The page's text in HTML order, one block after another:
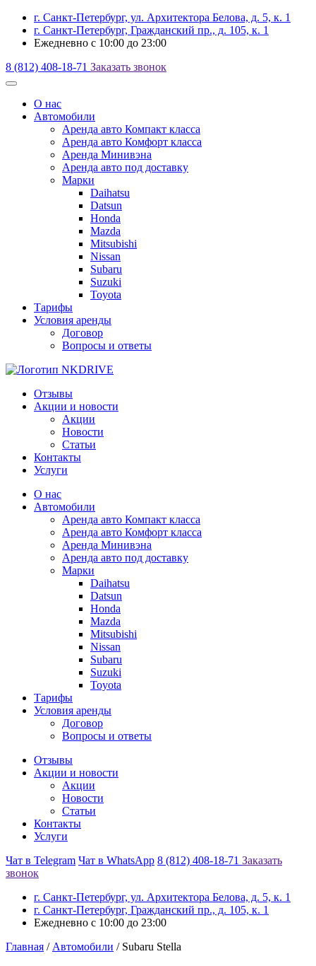
г. Санкт-Петербург, ул. Архитектора Белова, д. 5, к. 1
г. Санкт-Петербург, Гражданский пр., д. 105, к. 1
Ежедневно с 10:00 до 23:00
8 (812) 408-18-71 Заказать звонок
О наc
Автомобили
Аренда авто Компакт класса
Аренда авто Комфорт класса
Аренда Минивэна
Аренда авто под доставку
Марки
Daihatsu
Datsun
Honda
Mazda
Mitsubishi
Nissan
Subaru
Suzuki
Toyota
Тарифы
Условия аренды
Договор
Вопросы и ответы
Отзывы
Акции и новости
Акции
Новости
Статьи
Контакты
Услуги
О наc
Автомобили
Аренда авто Компакт класса
Аренда авто Комфорт класса
Аренда Минивэна
Аренда авто под доставку
Марки
Daihatsu
Datsun
Honda
Mazda
Mitsubishi
Nissan
Subaru
Suzuki
Toyota
Тарифы
Условия аренды
Договор
Вопросы и ответы
Отзывы
Акции и новости
Акции
Новости
Статьи
Контакты
Услуги
Чат в Telegram Чат в WhatsApp 8 (812) 408-18-71 Заказать
звонок
г. Санкт-Петербург, ул. Архитектора Белова, д. 5, к. 1
г. Санкт-Петербург, Гражданский пр., д. 105, к. 1
Ежедневно с 10:00 до 23:00
Главная / Автомобили / Subaru Stella